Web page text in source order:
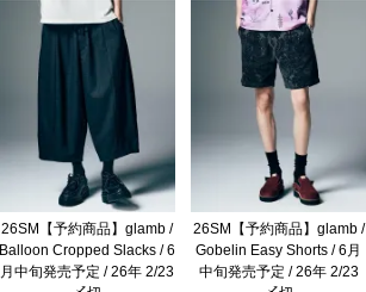
26SM【予約商品】glamb /
Balloon Cropped Slacks / 6
月中旬発売予定 / 26年 2/23
26SM【予約商品】glamb /
Gobelin Easy Shorts / 6月
中旬発売予定 / 26年 2/23